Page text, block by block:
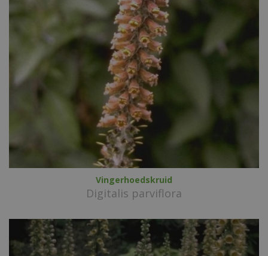
Vingerhoedskruid
Digitalis parviflora